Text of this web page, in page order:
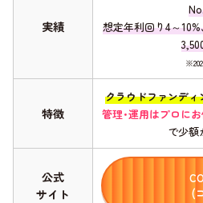
実績
想定年利回り4～
特徴
クラウドファンデ
管理･運用はプロにお
で少額
公式
サイト
(